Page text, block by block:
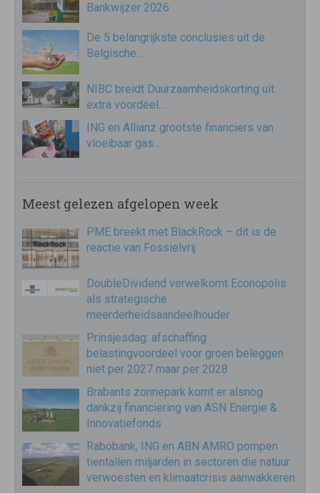
Bankwijzer 2026
De 5 belangrijkste conclusies uit de
Belgische…
NIBC breidt Duurzaamheidskorting uit:
extra voordeel…
ING en Allianz grootste financiers van
vloeibaar gas…
Meest gelezen afgelopen week
PME breekt met BlackRock – dit is de
reactie van Fossielvrij
DoubleDividend verwelkomt Econopolis
als strategische
meerderheidsaandeelhouder
Prinsjesdag: afschaffing
belastingvoordeel voor groen beleggen
niet per 2027 maar per 2028
Brabants zonnepark komt er alsnog
dankzij financiering van ASN Energie &
Innovatiefonds
Rabobank, ING en ABN AMRO pompen
tientallen miljarden in sectoren die natuur
verwoesten en klimaatcrisis aanwakkeren